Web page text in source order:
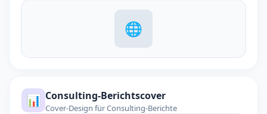
🌐
📊 Consulting-Berichtscover
Cover-Design für Consulting-Berichte